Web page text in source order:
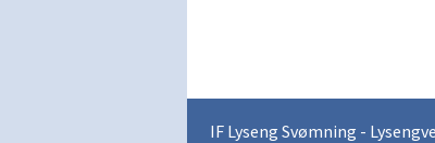
IF Lyseng Svømning -